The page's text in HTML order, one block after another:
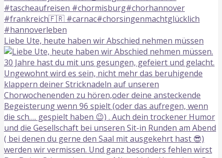
Liebe Ute, heute haben wir Abschied nehmen müssen